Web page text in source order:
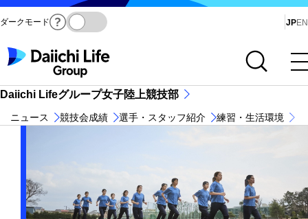
ダークモード JPEN
サイト内検索を開く
メインメニューを開く
Daiichi Lifeグループ女子陸上競技部
ニュース 競技会成績 選手・スタッフ紹介 練習・生活環境